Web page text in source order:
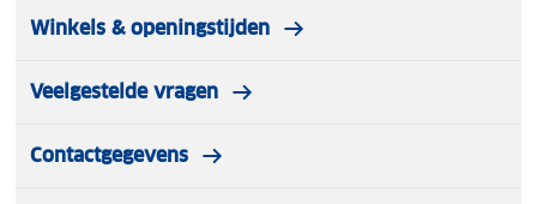
Winkels & openingstijden
Veelgestelde vragen
Contactgegevens